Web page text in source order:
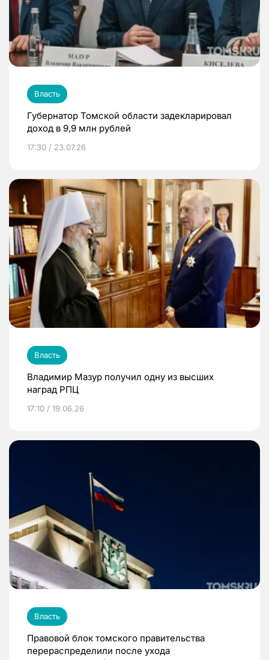
Власть
Губернатор Томской области задекларировал
доход в 9,9 млн рублей
17:30 / 23.07.26
Власть
Владимир Мазур получил одну из высших
наград РПЦ
17:10 / 19.06.26
Власть
Правовой блок томского правительства
перераспределили после ухода